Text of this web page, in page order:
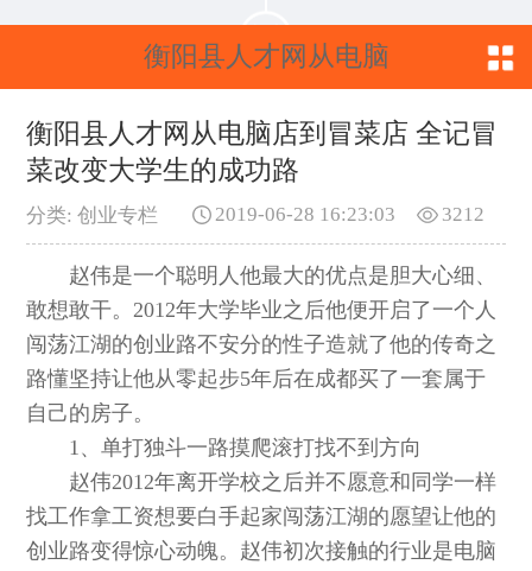
衡阳县人才网从电脑
店到冒菜店 全记冒菜
改变大学生的成功路
衡阳县人才网从电脑店到冒菜店 全记冒
菜改变大学生的成功路
分类: 创业专栏 3212
2019-06-28 16:23:03
赵伟是一个聪明人他最大的优点是胆大心细、
敢想敢干。2012年大学毕业之后他便开启了一个人
闯荡江湖的创业路不安分的性子造就了他的传奇之
路懂坚持让他从零起步5年后在成都买了一套属于
自己的房子。
1、单打独斗一路摸爬滚打找不到方向
赵伟2012年离开学校之后并不愿意和同学一样
找工作拿工资想要白手起家闯荡江湖的愿望让他的
创业路变得惊心动魄。赵伟初次接触的行业是电脑